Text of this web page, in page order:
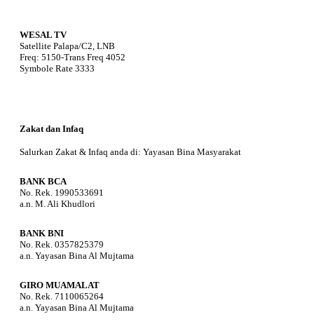
WESAL TV
Satellite Palapa/C2, LNB
Freq: 5150-Trans Freq 4052
Symbole Rate 3333
Zakat dan Infaq
Salurkan Zakat & Infaq anda di: Yayasan Bina Masyarakat
BANK BCA
No. Rek. 1990533691
a.n. M. Ali Khudlori
BANK BNI
No. Rek. 0357825379
a.n. Yayasan Bina Al Mujtama
GIRO MUAMALAT
No. Rek. 7110065264
a.n. Yayasan Bina Al Mujtama